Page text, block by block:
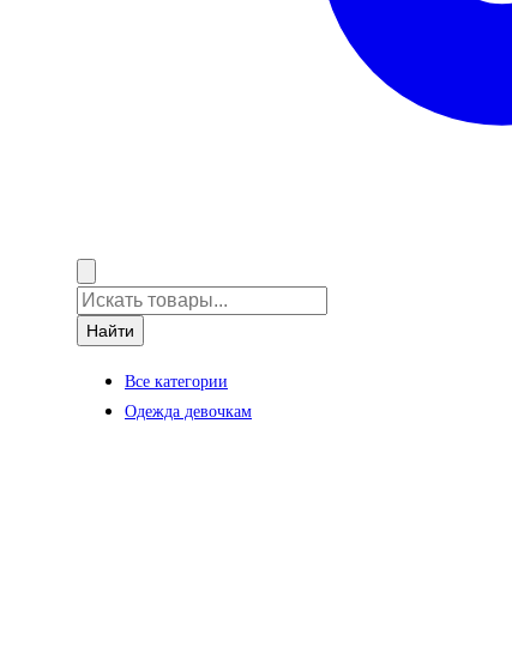
Найти
Все категории
Одежда девочкам